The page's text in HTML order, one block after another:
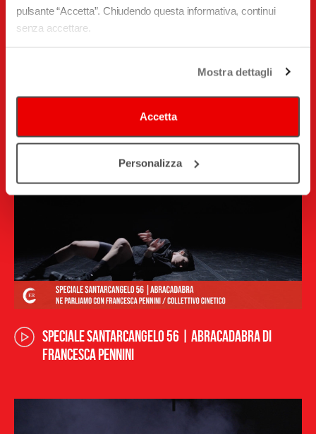
pulsante “Accetta”. Chiudendo questa informativa, continui
senza accettare.
Mostra dettagli
Accetta
Personalizza
Elsa)
Speciale Santarcangelo 56 | Abracadabra di
Francesca Pennini